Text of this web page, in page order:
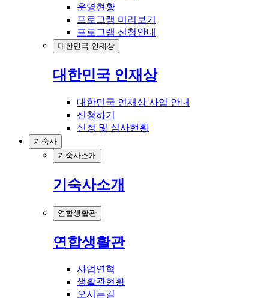
운영현황
프로그램 미리보기
프로그램 신청안내
대한민국 인재상
대한민국 인재상
대한민국 인재상 사업 안내
신청하기
신청 및 심사현황
기숙사
기숙사소개
기숙사소개
연합생활관
연합생활관
사업연혁
생활관현황
오시는길